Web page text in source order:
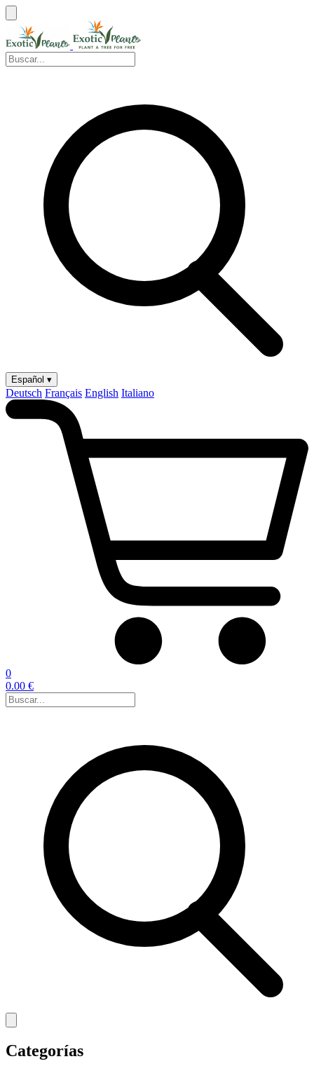
Español ▾
Deutsch Français English Italiano
0
0.00 €
Categorías